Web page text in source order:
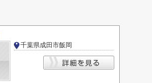
千葉県成田市飯岡